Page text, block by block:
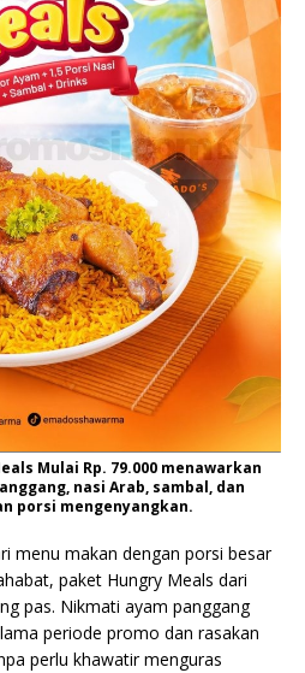
Mulai Rp. 79.000 menawarkan
nasi Arab, sambal, dan
porsi mengenyangkan.
menu makan dengan porsi besar
paket Hungry Meals dari
pas. Nikmati ayam panggang
periode promo dan rasakan
perlu khawatir menguras